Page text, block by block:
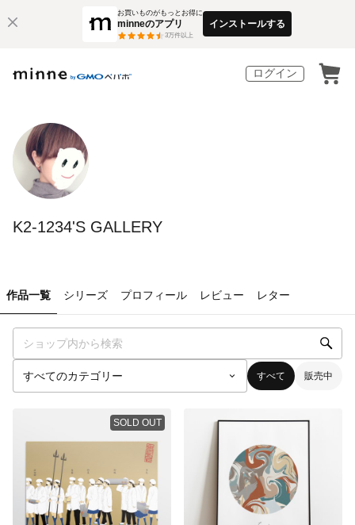
お買いものがもっとお得に
minneのアプリ
3万件以上
インストールする
ログイン
K2-1234'S GALLERY
作品一覧 シリーズ プロフィール レビュー レター
すべて 販売中
SOLD OUT